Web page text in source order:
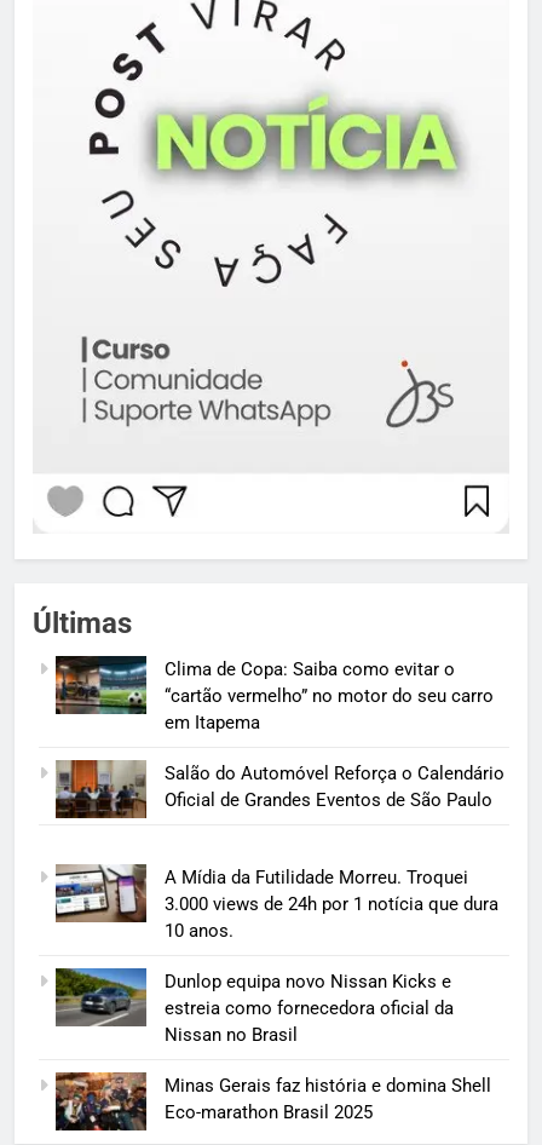
Últimas
Clima de Copa: Saiba como evitar o
“cartão vermelho” no motor do seu carro
em Itapema
Salão do Automóvel Reforça o Calendário
Oficial de Grandes Eventos de São Paulo
A Mídia da Futilidade Morreu. Troquei
3.000 views de 24h por 1 notícia que dura
10 anos.
Dunlop equipa novo Nissan Kicks e
estreia como fornecedora oficial da
Nissan no Brasil
Minas Gerais faz história e domina Shell
Eco-marathon Brasil 2025